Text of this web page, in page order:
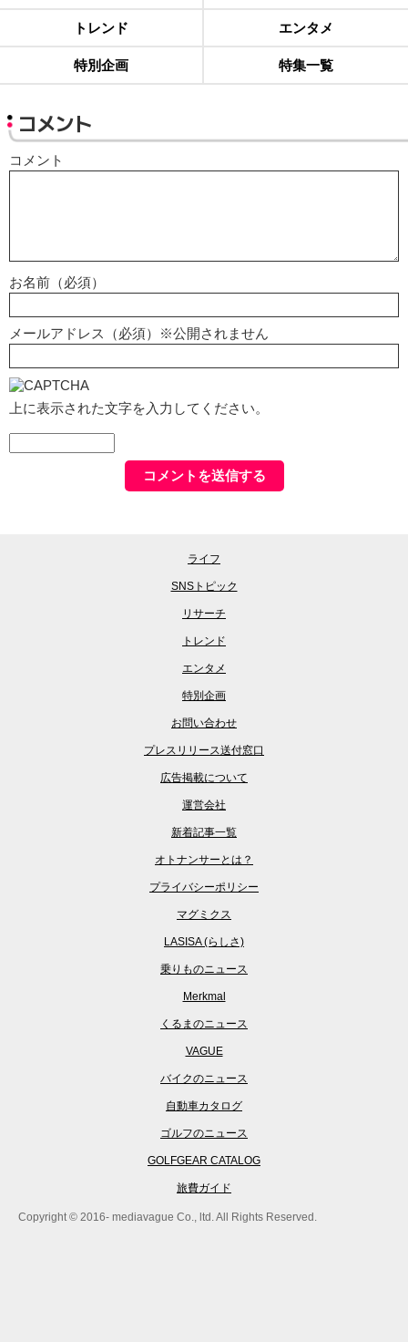
トレンド エンタメ
特別企画 特集一覧
コメント
コメント
お名前（必須）
メールアドレス（必須）※公開されません
上に表示された文字を入力してください。
ライフ
SNSトピック
リサーチ
トレンド
エンタメ
特別企画
お問い合わせ
プレスリリース送付窓口
広告掲載について
運営会社
新着記事一覧
オトナンサーとは？
プライバシーポリシー
マグミクス
LASISA (らしさ)
乗りものニュース
Merkmal
くるまのニュース
VAGUE
バイクのニュース
自動車カタログ
ゴルフのニュース
GOLFGEAR CATALOG
旅費ガイド
Copyright © 2016- mediavague Co., ltd. All Rights Reserved.